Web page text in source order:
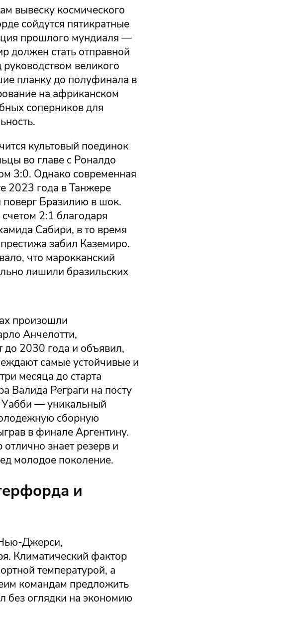
вывеску космического
сойдутся пятикратные
прошлого мундиаля —
должен стать отправной
великого
планку до полуфинала в
на африканском
соперников для
культовый поединок
во главе с Роналдо
3:0. Однако современная
2023 года в Танжере
поверг Бразилию в шок.
2:1 благодаря
Сабири, в то время
забил Каземиро.
что марокканский
лишили бразильских
произошли
Анчелотти,
до 2030 года и объявил,
самые устойчивые и
месяца до старта
Валида Реграги на посту
Уабби — уникальный
сборную
в финале Аргентину.
знает резерв и
молодое поколение.
и
Джерси,
Климатический фактор
температурой, а
командам предложить
без оглядки на экономию